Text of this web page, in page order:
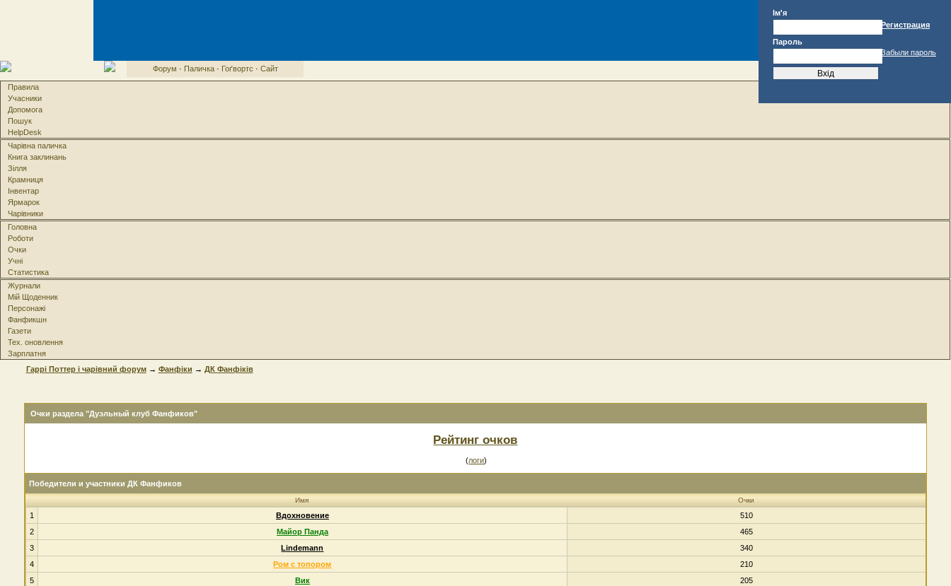
Ім'я
Пароль
Регистрация
Забыли пароль
Форум · Паличка· Гоґвортс · Сайт
Правила
Учасники
Допомога
Пошук
HelpDesk
Чарівна паличка
Книга заклинань
Зілля
Крамниця
Інвентар
Ярмарок
Чарівники
Головна
Роботи
Очки
Учні
Статистика
Журнали
Мій Щоденник
Персонажі
Фанфикшн
Газети
Тех. оновлення
Зарплатня
Гаррі Поттер і чарівний форум→ Фанфіки → ДК Фанфіків
Очки раздела "Дуэльный клуб Фанфиков"
Рейтинг очков
(логи)
Победители и участники ДК Фанфиков
Имя Очки
1 Вдохновение
510
2
Майор Панда
465
3
Lindemann
340
4
Ром с топором
210
5
Вик 205